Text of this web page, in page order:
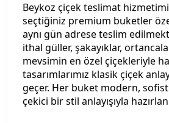
Beykoz çiçek teslimat
seçtiğiniz premium buketler
aynı gün adrese teslim
ithal güller, şakayıklar,
mevsimin en özel çiçekleriyle
tasarımlarımız klasik çiçek
geçer. Her buket modern,
çekici bir stil anlayışıyla